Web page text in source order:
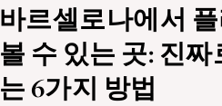
바르셀로나에서
볼 수 있는 곳: 진
는 6가지 방법